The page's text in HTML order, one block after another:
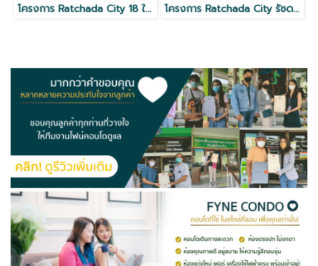
โครงการ Ratchada City 18 ใกล้ MRT ห้วยขวาง โครงการ Ratchada City รัชดา18 ใกล้ MRT ห้วยขวาง